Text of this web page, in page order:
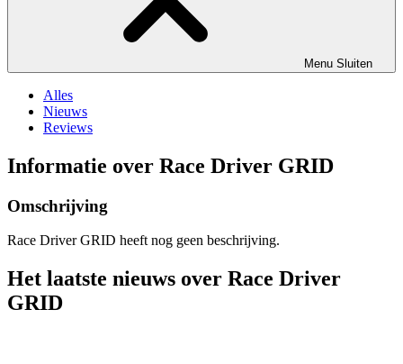
Menu Sluiten
Alles
Nieuws
Reviews
Informatie over Race Driver GRID
Omschrijving
Race Driver GRID heeft nog geen beschrijving.
Het laatste nieuws over Race Driver
GRID